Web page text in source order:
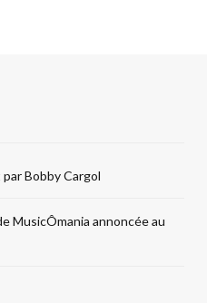
Bobby Cargol
MusicÔmania annoncée au